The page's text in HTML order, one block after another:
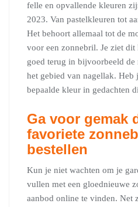
felle en opvallende kleuren
2023. Van pastelkleuren tot
Het behoort allemaal tot de
voor een zonnebril. Je ziet
goed terug in bijvoorbeeld de
het gebied van nagellak. Heb
bepaalde kleur in gedachten
Ga voor gemak
favoriete
bestellen
Kun je niet wachten om je
vullen met een gloednieuwe
aanbod online te vinden. Net